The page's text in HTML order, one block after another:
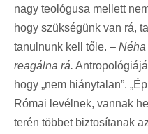
nagy teológusa mellett
hogy szükségünk van rá,
tanulnunk kell tőle. – Néha
reagálna rá.
hogy „nem hiánytalan”.
Római levélnek, vannak
terén többet biztosítanak